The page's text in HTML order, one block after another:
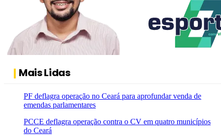
Mais Lidas
PF deflagra operação no Ceará para aprofundar venda de
emendas parlamentares
PCCE deflagra operação contra o CV em quatro municípios
do Ceará